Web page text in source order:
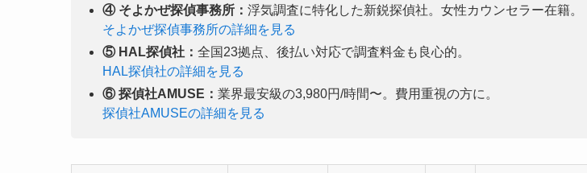
④ そよかぜ探偵事務所： 浮気調査に特化した新鋭探偵社。女性カウンセラー在籍。
そよかぜ探偵事務所の詳細を見る
⑤ HAL探偵社： 全国23拠点、後払い対応で調査料金も良心的。
HAL探偵社の詳細を見る
⑥ 探偵社AMUSE： 業界最安級の3,980円/時間〜。費用重視の方に。
探偵社AMUSEの詳細を見る